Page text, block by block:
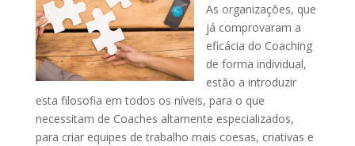
As organizações, que
já comprovaram a
eficácia do Coaching
de forma individual,
estão a introduzir
esta filosofia em todos os níveis, para o que
necessitam de Coaches altamente especializados,
para criar equipes de trabalho mais coesas, criativas e